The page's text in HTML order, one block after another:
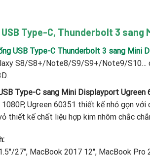
Type-C, Thunderbolt 3 sang
USB Type-C Thunderbolt 3 sang Mini
S8/S8+/Note8/S9/S9+/Note9/S10…
Type-C sang Mini Displayport Ugreen
1080P, Ugreen 60351 thiết kế nhỏ gọn
thiết kế chất liệu hợp kim nhôm chắc
27″, MacBook 2017 12″, MacBook